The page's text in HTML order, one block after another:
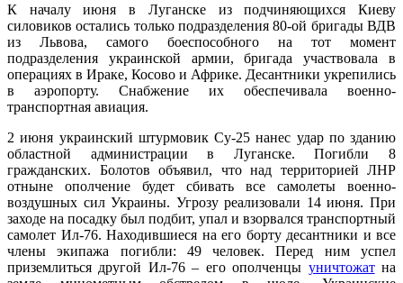
К началу июня в Луганске из подчиняющихся Киеву
силовиков остались только подразделения 80-ой бригады ВДВ
из Львова, самого боеспособного на тот момент
подразделения украинской армии, бригада участвовала в
операциях в Ираке, Косово и Африке. Десантники укрепились
в аэропорту. Снабжение их обеспечивала военно-
транспортная авиация.
2 июня украинский штурмовик Су-25 нанес удар по зданию
областной администрации в Луганске. Погибли 8
гражданских. Болотов объявил, что над территорией ЛНР
отныне ополчение будет сбивать все самолеты военно-
воздушных сил Украины. Угрозу реализовали 14 июня. При
заходе на посадку был подбит, упал и взорвался транспортный
самолет Ил-76. Находившиеся на его борту десантники и все
члены экипажа погибли: 49 человек. Перед ним успел
приземлиться другой Ил-76 – его ополченцы уничтожатна